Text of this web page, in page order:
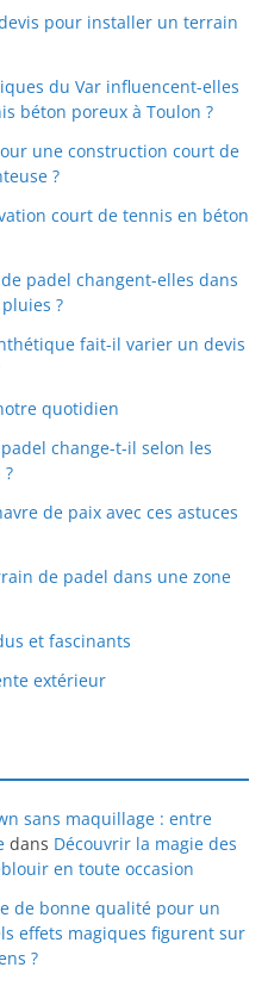
pour installer un terrain
du Var influencent-elles
béton poreux à Toulon ?
une construction court de
?
court de tennis en béton
padel changent-elles dans
?
fait-il varier un devis
quotidien
change-t-il selon les
de paix avec ces astuces
de padel dans une zone
et fascinants
extérieur
sans maquillage : entre
dans Découvrir la magie des
en toute occasion
de bonne qualité pour un
effets magiques figurent sur
?